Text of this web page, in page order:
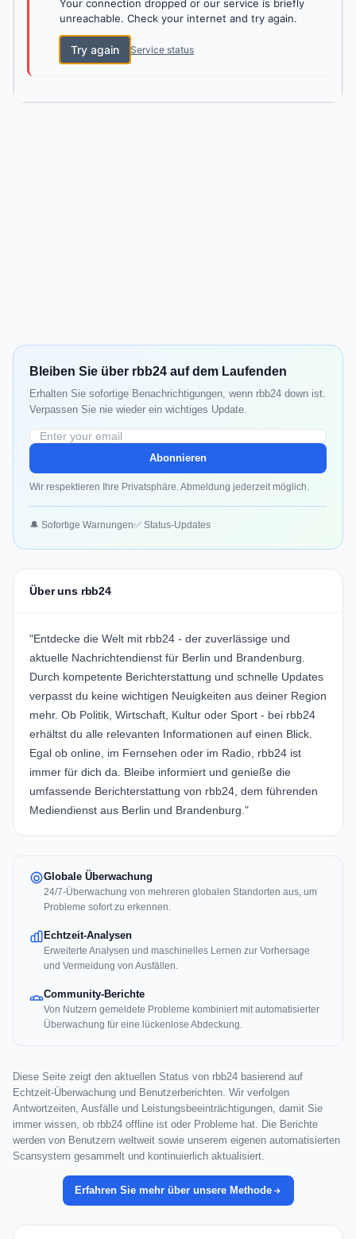
Your connection dropped or our service is briefly
unreachable. Check your internet and try again.
Try again Service status
Bleiben Sie über rbb24 auf dem Laufenden
Erhalten Sie sofortige Benachrichtigungen, wenn rbb24 down ist.
Verpassen Sie nie wieder ein wichtiges Update.
Abonnieren
Wir respektieren Ihre Privatsphäre. Abmeldung jederzeit möglich.
🔔 Sofortige Warnungen✅ Status-Updates
Über uns rbb24
"Entdecke die Welt mit rbb24 - der zuverlässige und
aktuelle Nachrichtendienst für Berlin und Brandenburg.
Durch kompetente Berichterstattung und schnelle Updates
verpasst du keine wichtigen Neuigkeiten aus deiner Region
mehr. Ob Politik, Wirtschaft, Kultur oder Sport - bei rbb24
erhältst du alle relevanten Informationen auf einen Blick.
Egal ob online, im Fernsehen oder im Radio, rbb24 ist
immer für dich da. Bleibe informiert und genieße die
umfassende Berichterstattung von rbb24, dem führenden
Mediendienst aus Berlin und Brandenburg."
Globale Überwachung
24/7-Überwachung von mehreren globalen Standorten aus, um
Probleme sofort zu erkennen.
Echtzeit-Analysen
Erweiterte Analysen und maschinelles Lernen zur Vorhersage
und Vermeidung von Ausfällen.
Community-Berichte
Von Nutzern gemeldete Probleme kombiniert mit automatisierter
Überwachung für eine lückenlose Abdeckung.
Diese Seite zeigt den aktuellen Status von rbb24 basierend auf
Echtzeit-Überwachung und Benutzerberichten. Wir verfolgen
Antwortzeiten, Ausfälle und Leistungsbeeinträchtigungen, damit Sie
immer wissen, ob rbb24 offline ist oder Probleme hat. Die Berichte
werden von Benutzern weltweit sowie unserem eigenen automatisierten
Scansystem gesammelt und kontinuierlich aktualisiert.
Erfahren Sie mehr über unsere Methode